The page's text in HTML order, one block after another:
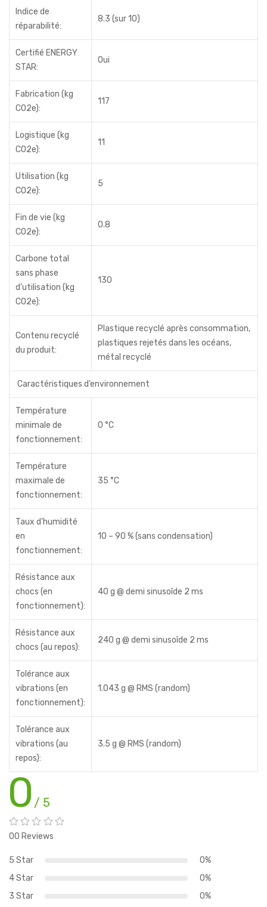
Indice de
réparabilité:
8.3 (sur 10)
Certifié ENERGY
STAR:
Oui
Fabrication (kg
CO2e):
117
Logistique (kg
CO2e):
11
Utilisation (kg
CO2e):
5
Fin de vie (kg
CO2e):
0.8
Carbone total
sans phase
d’utilisation (kg
CO2e):
130
Contenu recyclé
du produit:
Plastique recyclé après consommation,
plastiques rejetés dans les océans,
métal recyclé
Caractéristiques d’environnement
Température
minimale de
fonctionnement:
0 °C
Température
maximale de
fonctionnement:
35 °C
Taux d’humidité
en
fonctionnement:
10 – 90 % (sans condensation)
Résistance aux
chocs (en
fonctionnement):
40 g @ demi sinusoîde 2 ms
Résistance aux
chocs (au repos):
240 g @ demi sinusoîde 2 ms
Tolérance aux
vibrations (en
fonctionnement):
1.043 g @ RMS (random)
Tolérance aux
vibrations (au
repos):
3.5 g @ RMS (random)
0 / 5
00 Reviews
5 Star
0%
4 Star
0%
3 Star
0%